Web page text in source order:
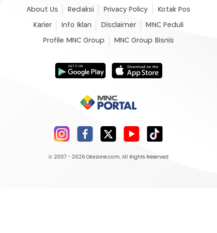
About Us Redaksi Privacy Policy Kotak Pos
Karier Info Iklan Disclaimer MNC Peduli
Profile MNC Group MNC Group Bisnis
© 2007 - 2026 Okezone.com, All Rights Reserved